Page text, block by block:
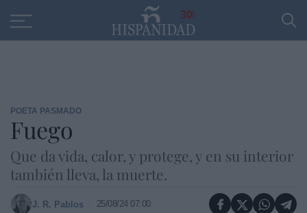
30
POETA PASMADO
Fuego
Que da vida, calor, y protege, y en su interior
también lleva, la muerte.
J. R. Pablos 25/08/24 07:00